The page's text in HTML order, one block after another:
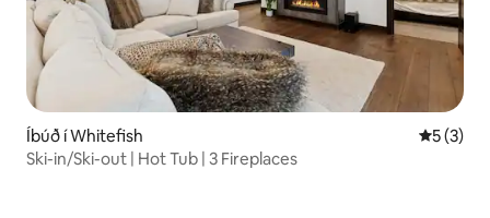
Íbúð í Whitefish 5 af 5 í
5 (3)
Ski-in/Ski-out | Hot Tub | 3 Fireplaces